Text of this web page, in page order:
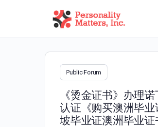
Public Forum
《烫金证书》办理
认证《购买澳洲毕
坡毕业证澳洲毕业证